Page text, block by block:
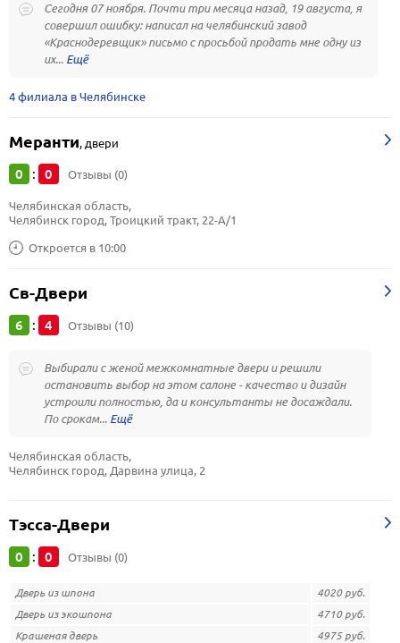
Сегодня 07 ноября. Почти три месяца назад, 19 августа, я
совершил ошибку: написал на челябинский завод
«Краснодеревщик» письмо с просьбой продать мне одну из
их...
4 филиала в Челябинске
Меранти, двери
0 : 0 Отзывы (0)
Откроется в 10:00
Челябинская область,
Челябинск город, Троицкий тракт, 22-А/1
Св-Двери
6 : 4 Отзывы (10)
Выбирали с женой межкомнатные двери и решили
остановить выбор на этом салоне - качество и дизайн
устроили полностью, да и консультанты не досаждали.
По срокам...
Челябинская область,
Челябинск город, Дарвина улица, 2
Тэсса-Двери
0 : 0 Отзывы (0)
Дверь из шпона
4020 руб.
Дверь из экошпона
4710 руб.
Крашеная дверь
4975 руб.